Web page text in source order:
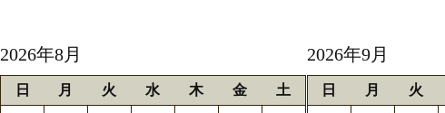
2026年8月
日 月 火 水 木 金 土
2026年9月
日 月 火